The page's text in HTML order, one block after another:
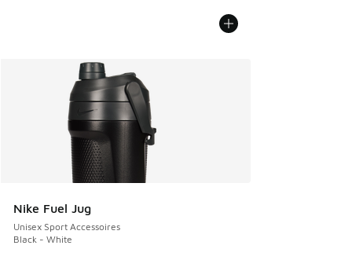
Nike Fuel Jug
Unisex Sport Accessoires
Black - White